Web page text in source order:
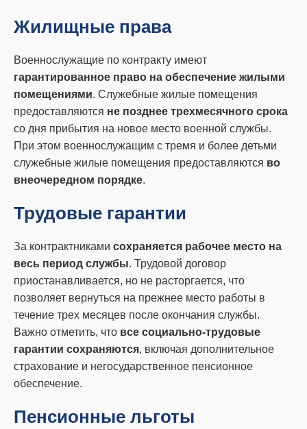
Жилищные права
Военнослужащие по контракту имеют
гарантированное право на обеспечение жилыми
помещениями. Служебные жилые помещения
предоставляются не позднее трехмесячного срока
со дня прибытия на новое место военной службы.
При этом военнослужащим с тремя и более детьми
служебные жилые помещения предоставляются во
внеочередном порядке.
Трудовые гарантии
За контрактниками сохраняется рабочее место на
весь период службы. Трудовой договор
приостанавливается, но не расторгается, что
позволяет вернуться на прежнее место работы в
течение трех месяцев после окончания службы.
Важно отметить, что все социально-трудовые
гарантии сохраняются, включая дополнительное
страхование и негосударственное пенсионное
обеспечение.
Пенсионные льготы